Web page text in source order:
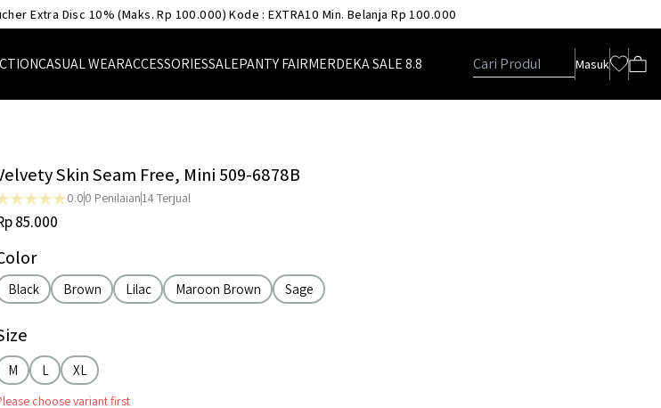
Extra Disc 10% (Maks. Rp 100.000) Kode : EXTRA10 Min. Belanja Rp 100.000
CASUAL WEARACCESSORIESSALEPANTY FAIRMERDEKA SALE 8.8 Masuk
Skin Seam Free, Mini 509-6878B
0.00 Penilaian14 Terjual
85.000
Black Brown Lilac Maroon Brown Sage
M L XL
choose variant first